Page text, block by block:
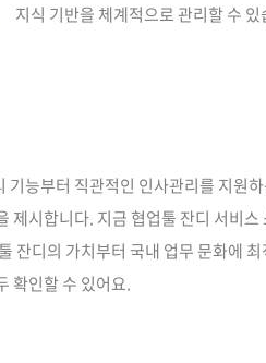
지식 기반을 체계적으로 관리할 수 있
기능부터 직관적인 인사관리를 지원
제시합니다. 지금 협업툴 잔디 서비
잔디의 가치부터 국내 업무 문화에
확인할 수 있어요.